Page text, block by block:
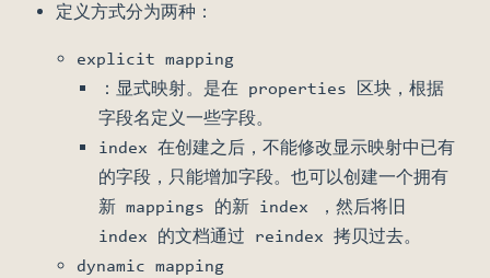
定义方式分为两种：
explicit mapping
：显式映射。是在 properties 区块，根据
字段名定义一些字段。
index 在创建之后，不能修改显示映射中已有
的字段，只能增加字段。也可以创建一个拥有
新 mappings 的新 index ，然后将旧
index 的文档通过 reindex 拷贝过去。
dynamic mapping